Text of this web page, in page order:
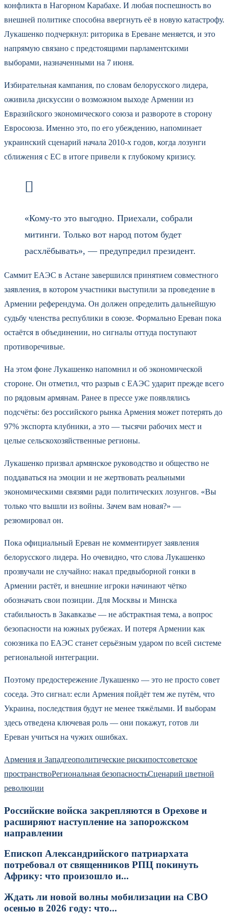
конфликта в Нагорном Карабахе. И любая поспешность во
внешней политике способна ввергнуть её в новую катастрофу.
Лукашенко подчеркнул: риторика в Ереване меняется, и это
напрямую связано с предстоящими парламентскими
выборами, назначенными на 7 июня.
Избирательная кампания, по словам белорусского лидера,
оживила дискуссии о возможном выходе Армении из
Евразийского экономического союза и развороте в сторону
Евросоюза. Именно это, по его убеждению, напоминает
украинский сценарий начала 2010-х годов, когда лозунги
сближения с ЕС в итоге привели к глубокому кризису.
«Кому-то это выгодно. Приехали, собрали
митинги. Только вот народ потом будет
расхлёбывать», — предупредил президент.
Саммит ЕАЭС в Астане завершился принятием совместного
заявления, в котором участники выступили за проведение в
Армении референдума. Он должен определить дальнейшую
судьбу членства республики в союзе. Формально Ереван пока
остаётся в объединении, но сигналы оттуда поступают
противоречивые.
На этом фоне Лукашенко напомнил и об экономической
стороне. Он отметил, что разрыв с ЕАЭС ударит прежде всего
по рядовым армянам. Ранее в прессе уже появлялись
подсчёты: без российского рынка Армения может потерять до
97% экспорта клубники, а это — тысячи рабочих мест и
целые сельскохозяйственные регионы.
Лукашенко призвал армянское руководство и общество не
поддаваться на эмоции и не жертвовать реальными
экономическими связями ради политических лозунгов. «Вы
только что вышли из войны. Зачем вам новая?» —
резюмировал он.
Пока официальный Ереван не комментирует заявления
белорусского лидера. Но очевидно, что слова Лукашенко
прозвучали не случайно: накал предвыборной гонки в
Армении растёт, и внешние игроки начинают чётко
обозначать свои позиции. Для Москвы и Минска
стабильность в Закавказье — не абстрактная тема, а вопрос
безопасности на южных рубежах. И потеря Армении как
союзника по ЕАЭС станет серьёзным ударом по всей системе
региональной интеграции.
Поэтому предостережение Лукашенко — это не просто совет
соседа. Это сигнал: если Армения пойдёт тем же путём, что
Украина, последствия будут не менее тяжёлыми. И выборам
здесь отведена ключевая роль — они покажут, готов ли
Ереван учиться на чужих ошибках.
Армения и Западгеополитические рискипостсоветское
пространствоРегиональная безопасностьСценарий цветной
революции
Российские войска закрепляются в Орехове и
расширяют наступление на запорожском
направлении
Епископ Александрийского патриархата
потребовал от священников РПЦ покинуть
Африку: что произошло и...
Ждать ли новой волны мобилизации на СВО
осенью в 2026 году: что...